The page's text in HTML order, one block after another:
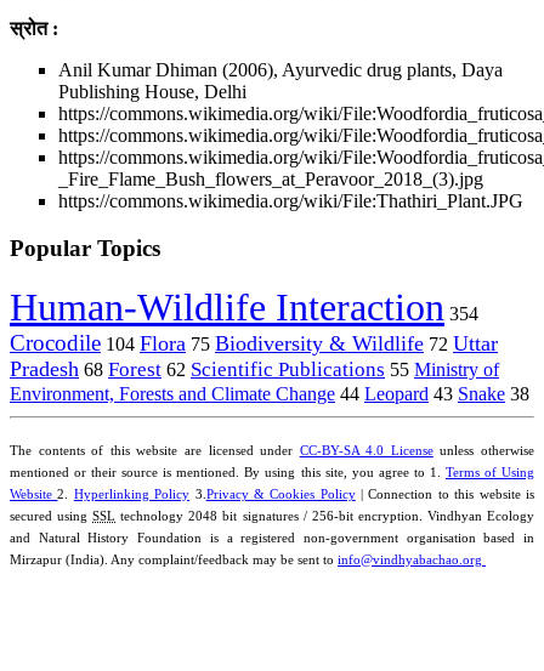
स्रोत :
Anil Kumar Dhiman (2006), Ayurvedic drug plants, Daya
Publishing House, Delhi
https://commons.wikimedia.org/wiki/
https://commons.wikimedia.org/wiki/
https://commons.wikimedia.org/wiki/
_Fire_Flame_Bush_flowers_at_Peravoor_2018_(3).jpg
https://commons.wikimedia.org/wiki/File:Thathiri_Plant.JPG
Popular Topics
Human-Wildlife Interaction 354
Crocodile 104 Flora 75 Biodiversity & Wildlife 72 Uttar
Pradesh 68 Forest 62 Scientific Publications 55 Ministry of
Environment, Forests and Climate Change 44 Leopard 43 Snake 38
The contents of this website are licensed under CC-BY-SA 4.0 Licenseunless otherwise
mentioned or their source is mentioned. By using this site, you agree to 1. Terms of Using
Website2. Hyperlinking Policy 3. Privacy & Cookies Policy| Connection to this website is
secured usingSSL technology 2048 bit signatures / 256-bit encryption. Vindhyan Ecology
and Natural History Foundation is a registered non-government organisation based in
Mirzapur (India). Any complaint/feedback may be sent to info@vindhyabachao.org